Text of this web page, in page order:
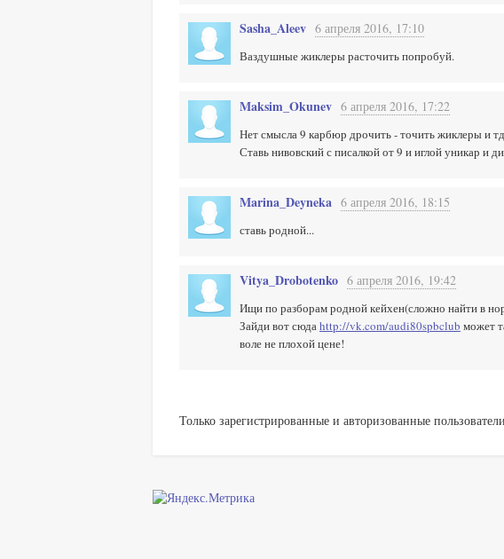
Sasha_Aleev 6 апреля 2016, 17:10
Ваздушные жиклеры расточить попробуй.
Maksim_Okunev 6 апреля 2016, 17:22
Нет смысла 9 карбюр дрочить - точить жиклеры и
Ставь нивовский с писалкой от 9 и иглой уникар и
Marina_Deyneka 6 апреля 2016, 18:15
ставь родной...
Vitya_Drobotenko 6 апреля 2016, 19:42
Ищи по разборам родной кейхен(сложно найти в
Зайди вот сюдаhttp://vk.com/audi80spbclub может
воле не плохой цене!
Только зарегистрированные и авторизованные